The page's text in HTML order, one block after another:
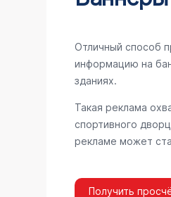
Отличный способ
информацию на
зданиях.
Такая реклама
спортивного
рекламе может
Получить